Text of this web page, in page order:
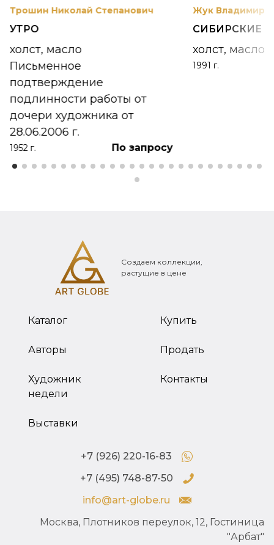
Трошин Николай Степанович
УТРО
холст, масло
Письменное
подтверждение
подлинности работы от
дочери художника от
28.06.2006 г.
1952 г. По запросу
Жук Владимир
СИБИРСКИЕ
холст, масло
1991 г.
Создаем коллекции,
растущие в цене
Каталог
Авторы
Художник
недели
Выставки
Купить
Продать
Контакты
+7 (926) 220-16-83
+7 (495) 748-87-50
info@art-globe.ru
Москва, Плотников переулок, 12, Гостиница
"Арбат"